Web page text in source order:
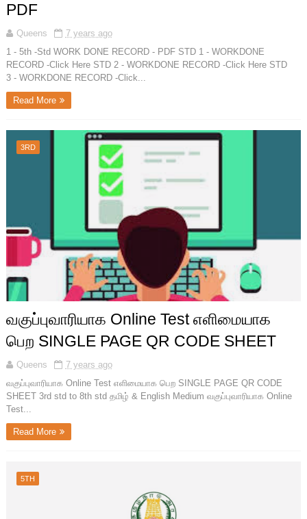
PDF
Queens
7 years ago
1 - 5th -Std WORK DONE RECORD - PDF STD 1 - WORKDONE
RECORD -Click Here STD 2 - WORKDONE RECORD -Click Here STD
3 - WORKDONE RECORD -Click...
Read More
3RD
வகுப்புவாரியாக Online Test எளிமையாக
பெற SINGLE PAGE QR CODE SHEET
Queens
7 years ago
வகுப்புவாரியாக Online Test எளிமையாக பெற SINGLE PAGE QR CODE
SHEET 3rd std to 8th std தமிழ் & English Medium வகுப்புவாரியாக Online
Test...
Read More
5TH